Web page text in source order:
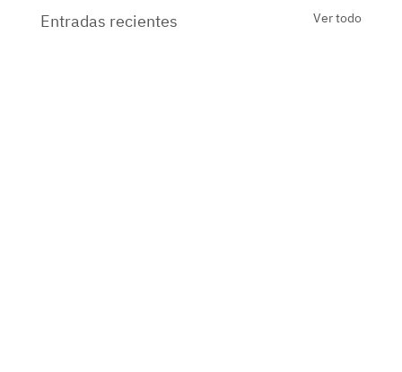
Entradas recientes Ver todo